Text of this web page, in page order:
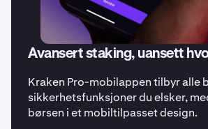
Avansert staking, uansett
Kraken Pro-mobilappen tilbyr alle
sikkerhetsfunksjoner du elsker,
børsen i et mobiltilpasset design.